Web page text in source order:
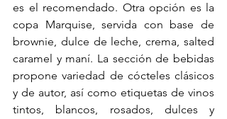
es el recomendado. Otra opción es la
copa Marquise, servida con base de
brownie, dulce de leche, crema, salted
caramel y maní. La sección de bebidas
propone variedad de cócteles clásicos
y de autor, así como etiquetas de vinos
tintos, blancos, rosados, dulces y